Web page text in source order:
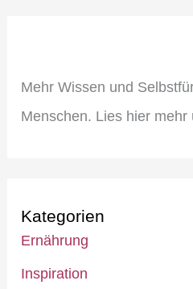
Mehr Wissen und
Menschen. Lies hier mehr
Kategorien
Ernährung
Inspiration